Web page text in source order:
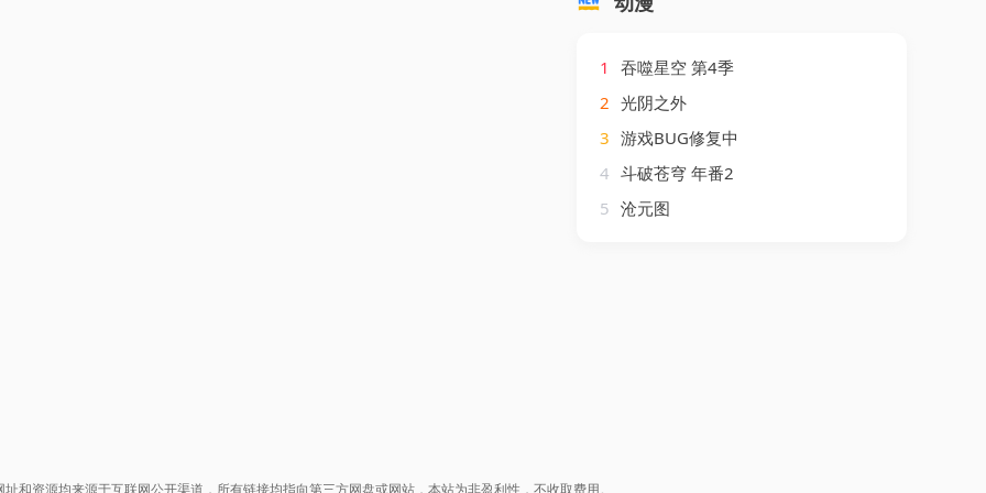
1
吞噬星空 第4季
2 光阴之外
3 游戏BUG修复中
4 斗破苍穹 年番2
5 沧元图
和资源均来源于互联网公开渠道，所有链接均指向第三方网盘或网站，本站为非盈利性，不收取费用。